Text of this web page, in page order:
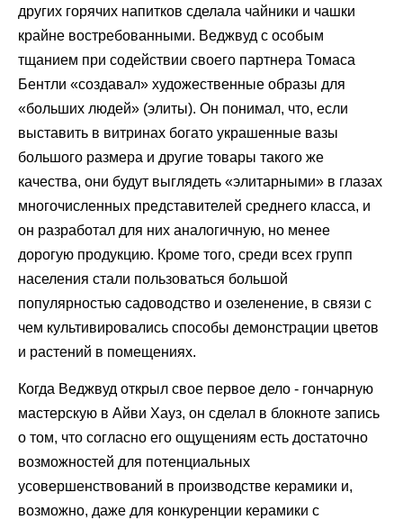
других горячих напитков сделала чайники и чашки
крайне востребованными. Веджвуд с особым
тщанием при содействии своего партнера Томаса
Бентли «создавал» художественные образы для
«больших людей» (элиты). Он понимал, что, если
выставить в витринах богато украшенные вазы
большого размера и другие товары такого же
качества, они будут выглядеть «элитарными» в глазах
многочисленных представителей среднего класса, и
он разработал для них аналогичную, но менее
дорогую продукцию. Кроме того, среди всех групп
населения стали пользоваться большой
популярностью садоводство и озеленение, в связи с
чем культивировались способы демонстрации цветов
и растений в помещениях.
Когда Веджвуд открыл свое первое дело - гончарную
мастерскую в Айви Хауз, он сделал в блокноте запись
о том, что согласно его ощущениям есть достаточно
возможностей для потенциальных
усовершенствований в производстве керамики и,
возможно, даже для конкуренции керамики с